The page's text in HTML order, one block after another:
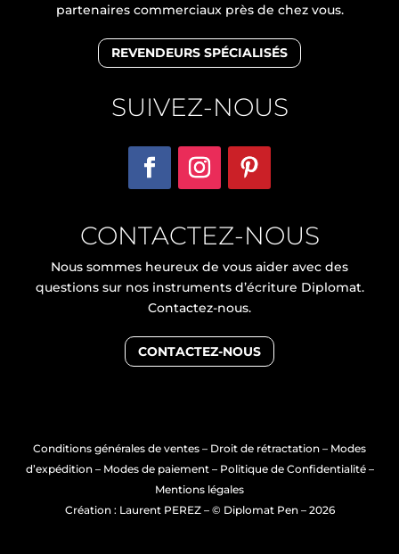
partenaires commerciaux près de chez vous.
REVENDEURS SPÉCIALISÉS
SUIVEZ-NOUS
CONTACTEZ-NOUS
Nous sommes heureux de vous aider avec des
questions sur nos instruments d’écriture Diplomat.
Contactez-nous.
CONTACTEZ-NOUS
Conditions générales de ventes – Droit de rétractation – Modes
d’expédition– Modes de paiement– Politique de Confidentialité–
Mentions légales
Création : Laurent PEREZ– © Diplomat Pen – 2026